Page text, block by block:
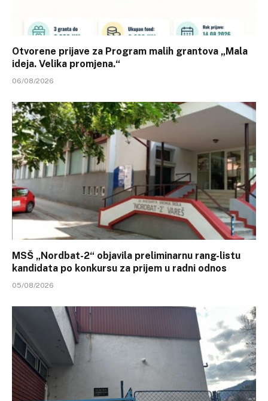
Otvorene prijave za Program malih grantova „Mala
ideja. Velika promjena.“
06/08/2026
MSŠ „Nordbat-2“ objavila preliminarnu rang-listu
kandidata po konkursu za prijem u radni odnos
05/08/2026